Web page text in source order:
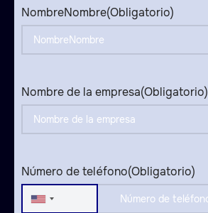
NombreNombre(Obligatorio)
Nombre de la empresa(Obligatorio)
Número de teléfono(Obligatorio)
United